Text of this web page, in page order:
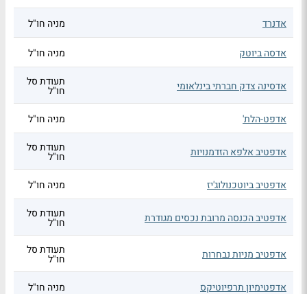
אדנרד מניה חו"ל
אדסה ביוטק מניה חו"ל
אדסינה צדק חברתי בינלאומי תעודת סל
חו"ל
אדפט-הלת'
מניה חו"ל
אדפטיב אלפא הזדמנויות תעודת סל
חו"ל
אדפטיב ביוטכנולוג'יז
מניה חו"ל
אדפטיב הכנסה מרובת נכסים מגודרת תעודת סל
חו"ל
אדפטיב מניות נבחרות תעודת סל
חו"ל
אדפטימיון תרפיוטיקס
מניה חו"ל